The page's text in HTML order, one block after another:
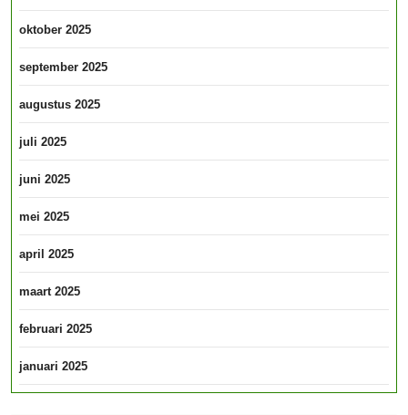
oktober 2025
september 2025
augustus 2025
juli 2025
juni 2025
mei 2025
april 2025
maart 2025
februari 2025
januari 2025